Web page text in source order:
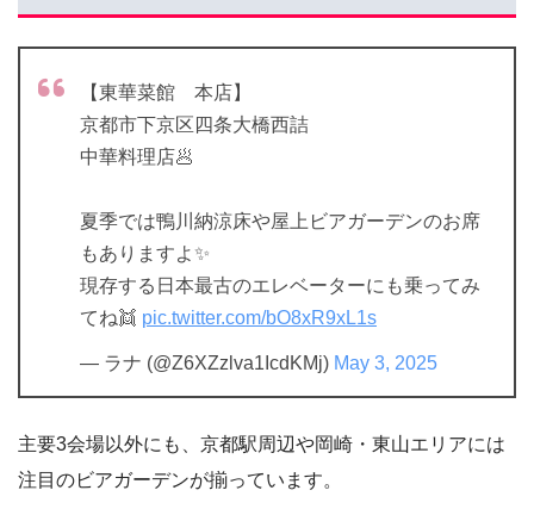
【東華菜館 本店】
京都市下京区四条大橋西詰
中華料理店🥟
夏季では鴨川納涼床や屋上ビアガーデンのお席
もありますよ✨
現存する日本最古のエレベーターにも乗ってみ
てね👯 pic.twitter.com/bO8xR9xL1s
— ラナ (@Z6XZzlva1IcdKMj) May 3, 2025
主要3会場以外にも、京都駅周辺や岡崎・東山エリアには
注目のビアガーデンが揃っています。